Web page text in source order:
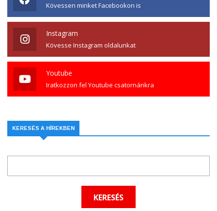
Kövessen minket Facebookon is
Instagram
Kövesse Instagram oldalunkat
Youtube
Iratkozzon fel Youtube csatornánkra
KERESÉS A HÍREKBEN